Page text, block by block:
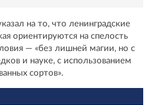
на то, что ленинградские
ориентируются на спелость
— «без лишней магии, но с
и науке, с использованием
сортов».